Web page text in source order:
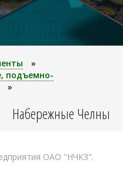
»
подъемно-
»
Набережные Челны
ОАО "НЧКЗ".